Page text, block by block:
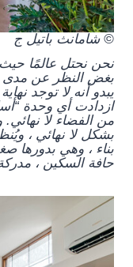
© شامانث باتيل ج
نحن نحتل عالمًا حيث
بغض النظر عن مدى
يبدو أنه لا توجد
ازدادت أي وحدة
من الفضاء لا نهائي.
بشكل لا نهائي ،
بناء ، وهي بدورها
حافة السكين ،